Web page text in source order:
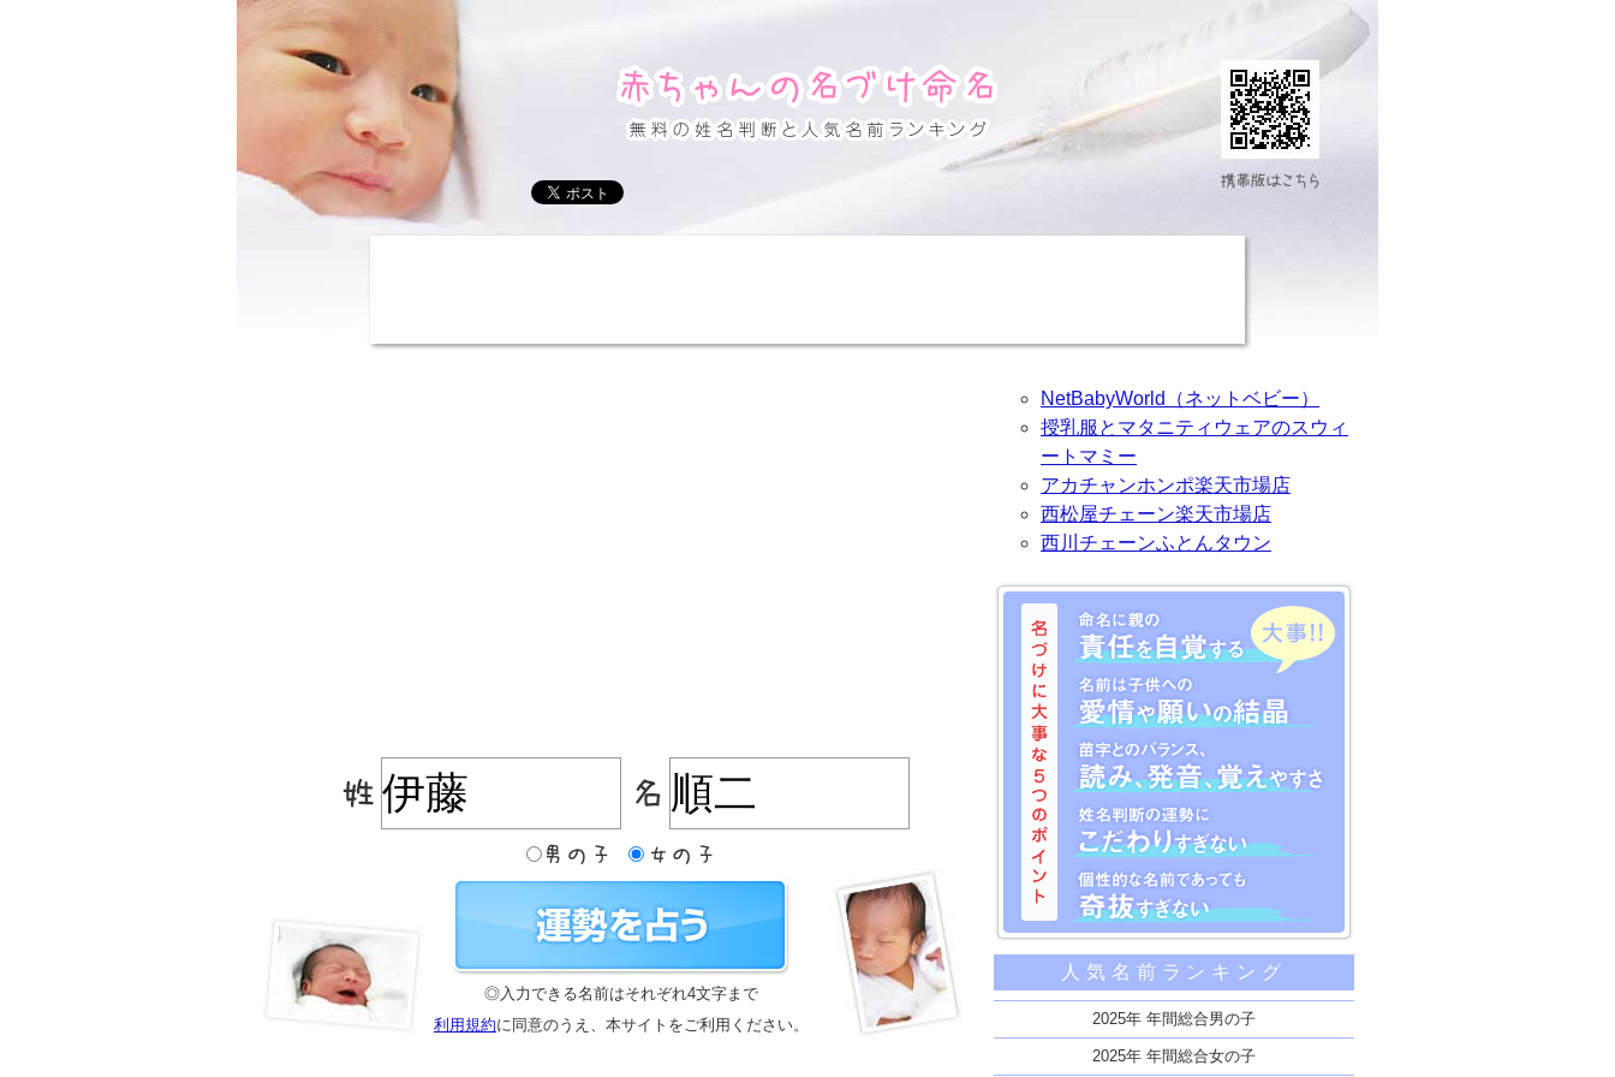
◎入力できる名前はそれぞれ4文字まで
利用規約に同意のうえ、本サイトをご利用ください。
NetBabyWorld（ネットベビー）
授乳服とマタニティウェアのスウィ
ートマミー
アカチャンホンポ楽天市場店
西松屋チェーン楽天市場店
西川チェーンふとんタウン
名づけに大事な5つのポイント
命名に親の責任を自覚する
名前は子供への愛情や願いの結晶
苗字とのバランス、読み、発音、覚えやすさ
姓名判断の運勢にこだわりすぎない
人気名前ランキング
2025年 年間総合男の子
2025年 年間総合女の子